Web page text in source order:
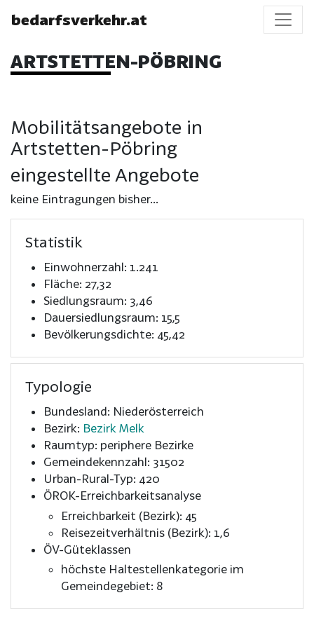
bedarfsverkehr.at
ARTSTETTEN-PÖBRING
Mobilitätsangebote in
Artstetten-Pöbring
eingestellte Angebote
keine Eintragungen bisher...
Statistik
Einwohnerzahl: 1.241
Fläche: 27,32
Siedlungsraum: 3,46
Dauersiedlungsraum: 15,5
Bevölkerungsdichte: 45,42
Typologie
Bundesland: Niederösterreich
Bezirk: Bezirk Melk
Raumtyp: periphere Bezirke
Gemeindekennzahl: 31502
Urban-Rural-Typ: 420
ÖROK-Erreichbarkeitsanalyse
Erreichbarkeit (Bezirk): 45
Reisezeitverhältnis (Bezirk): 1,6
ÖV-Güteklassen
höchste Haltestellenkategorie im
Gemeindegebiet: 8